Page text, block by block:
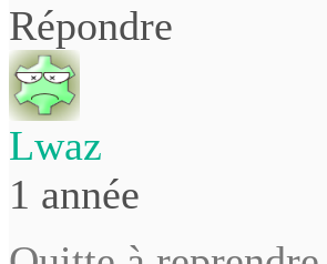
Répondre
Lwaz
1 année